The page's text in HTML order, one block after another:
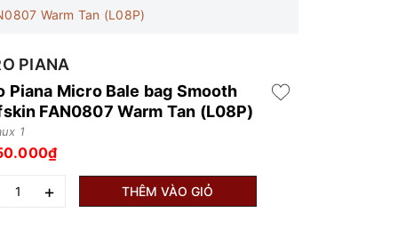
Warm Tan (L08P)
PIANA
Piana Micro Bale bag Smooth
FAN0807 Warm Tan (L08P)
1
+ THÊM VÀO GIỎ